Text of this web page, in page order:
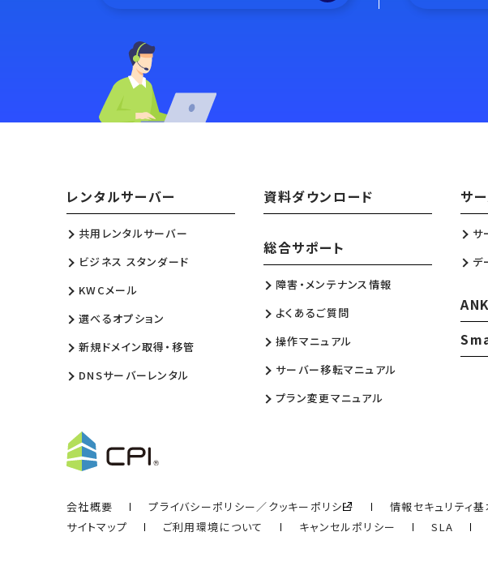
レンタルサーバー
共用レンタルサーバー
ビジネス スタンダード
KWCメール
選べるオプション
新規ドメイン取得・移管
DNSサーバーレンタル
資料ダウンロード
総合サポート
障害・メンテナンス情報
よくあるご質問
操作マニュアル
サーバー移転マニュアル
プラン変更マニュアル
サ
サ
デ
会社概要 プライバシーポリシー／クッキーポリシー 情報セキュリティ
サイトマップ
ご利用環境について キャンセルポリシー SLA